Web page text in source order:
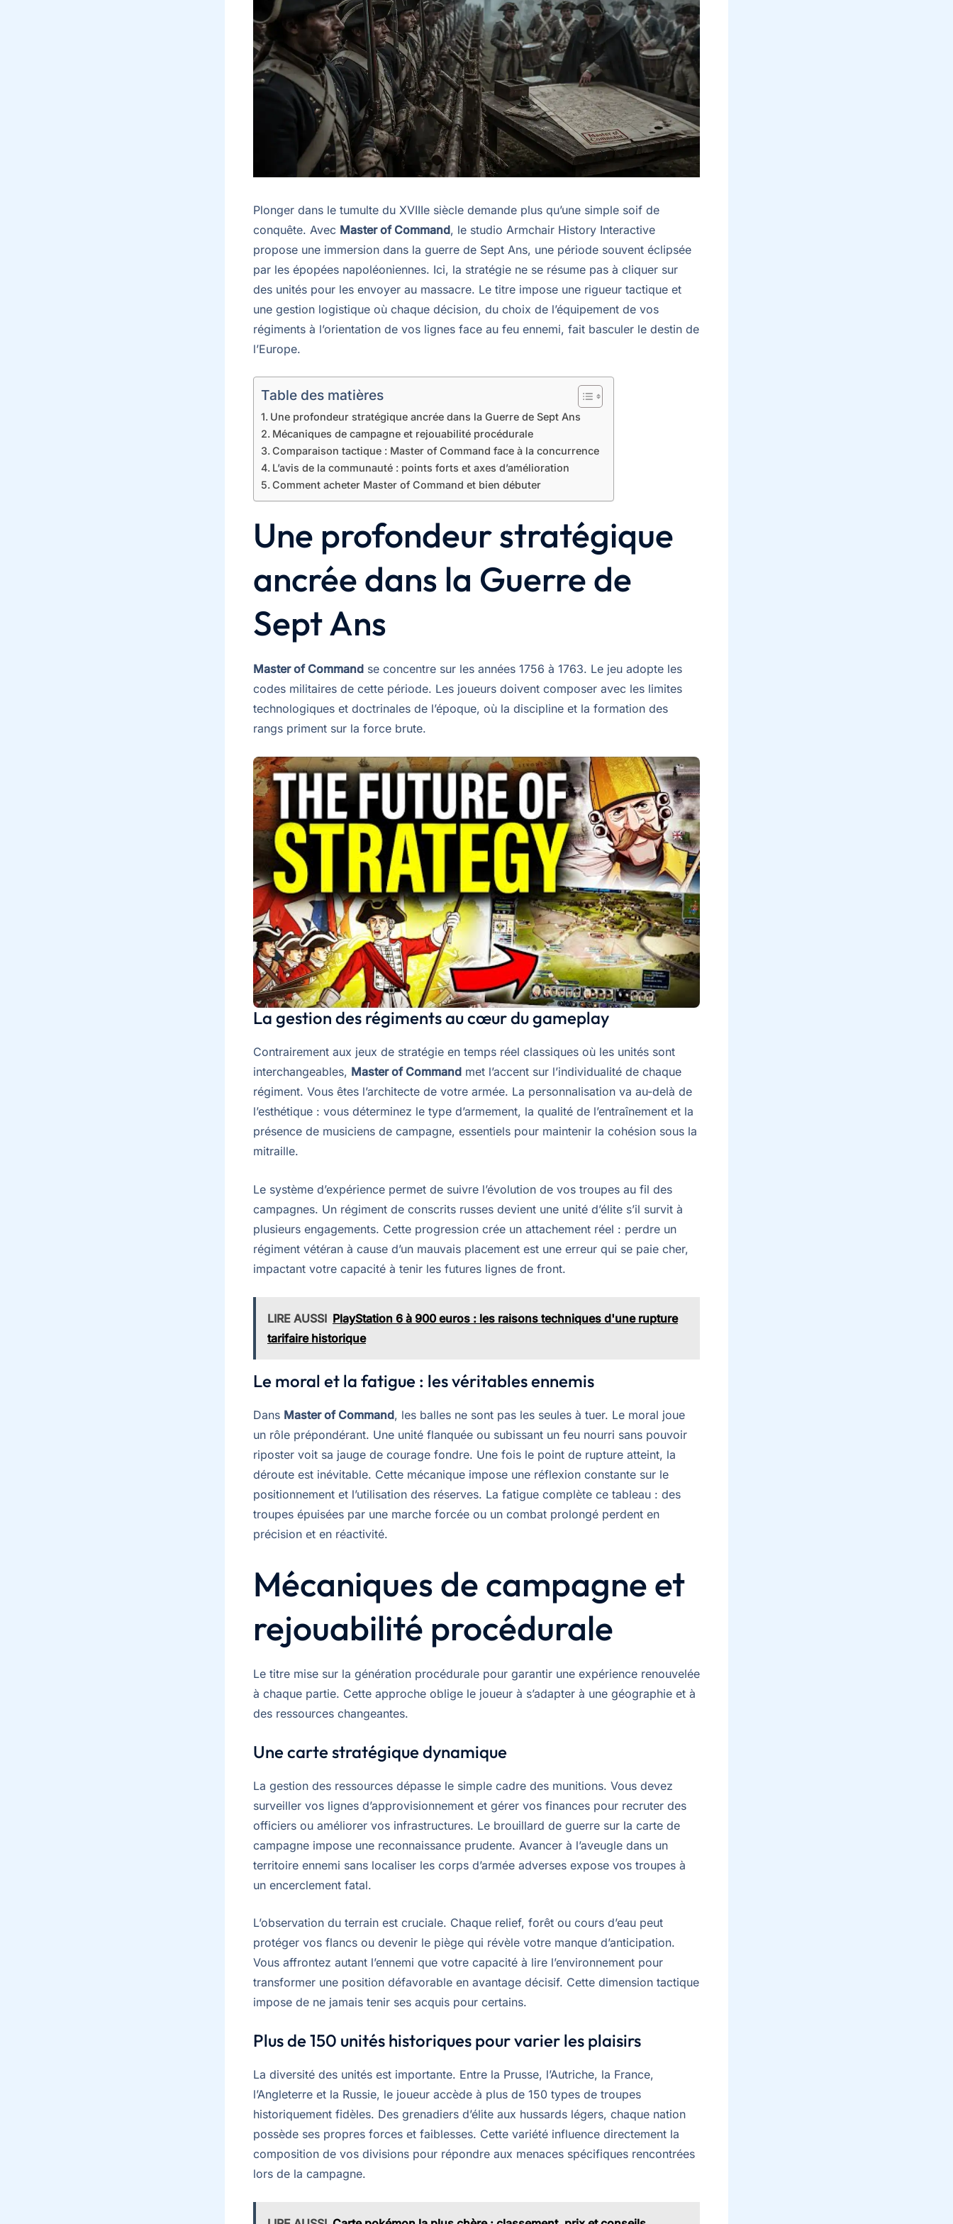
Plonger dans le tumulte du XVIIIe siècle demande plus qu’une simple soif de
conquête. Avec Master of Command, le studio Armchair History Interactive
propose une immersion dans la guerre de Sept Ans, une période souvent éclipsée
par les épopées napoléoniennes. Ici, la stratégie ne se résume pas à cliquer sur
des unités pour les envoyer au massacre. Le titre impose une rigueur tactique et
une gestion logistique où chaque décision, du choix de l’équipement de vos
régiments à l’orientation de vos lignes face au feu ennemi, fait basculer le destin de
l’Europe.
Table des matières
Une profondeur stratégique ancrée dans la Guerre de Sept Ans
Mécaniques de campagne et rejouabilité procédurale
Comparaison tactique : Master of Command face à la concurrence
L’avis de la communauté : points forts et axes d’amélioration
Comment acheter Master of Command et bien débuter
Une profondeur stratégique
ancrée dans la Guerre de
Sept Ans
Master of Command se concentre sur les années 1756 à 1763. Le jeu adopte les
codes militaires de cette période. Les joueurs doivent composer avec les limites
technologiques et doctrinales de l’époque, où la discipline et la formation des
rangs priment sur la force brute.
La gestion des régiments au cœur du gameplay
Contrairement aux jeux de stratégie en temps réel classiques où les unités sont
interchangeables, Master of Command met l’accent sur l’individualité de chaque
régiment. Vous êtes l’architecte de votre armée. La personnalisation va au-delà de
l’esthétique : vous déterminez le type d’armement, la qualité de l’entraînement et la
présence de musiciens de campagne, essentiels pour maintenir la cohésion sous la
mitraille.
Le système d’expérience permet de suivre l’évolution de vos troupes au fil des
campagnes. Un régiment de conscrits russes devient une unité d’élite s’il survit à
plusieurs engagements. Cette progression crée un attachement réel : perdre un
régiment vétéran à cause d’un mauvais placement est une erreur qui se paie cher,
impactant votre capacité à tenir les futures lignes de front.
LIRE AUSSI PlayStation 6 à 900 euros : les raisons techniques d'une rupture
tarifaire historique
Le moral et la fatigue : les véritables ennemis
Dans Master of Command, les balles ne sont pas les seules à tuer. Le moral joue
un rôle prépondérant. Une unité flanquée ou subissant un feu nourri sans pouvoir
riposter voit sa jauge de courage fondre. Une fois le point de rupture atteint, la
déroute est inévitable. Cette mécanique impose une réflexion constante sur le
positionnement et l’utilisation des réserves. La fatigue complète ce tableau : des
troupes épuisées par une marche forcée ou un combat prolongé perdent en
précision et en réactivité.
Mécaniques de campagne et
rejouabilité procédurale
Le titre mise sur la génération procédurale pour garantir une expérience renouvelée
à chaque partie. Cette approche oblige le joueur à s’adapter à une géographie et à
des ressources changeantes.
Une carte stratégique dynamique
La gestion des ressources dépasse le simple cadre des munitions. Vous devez
surveiller vos lignes d’approvisionnement et gérer vos finances pour recruter des
officiers ou améliorer vos infrastructures. Le brouillard de guerre sur la carte de
campagne impose une reconnaissance prudente. Avancer à l’aveugle dans un
territoire ennemi sans localiser les corps d’armée adverses expose vos troupes à
un encerclement fatal.
L’observation du terrain est cruciale. Chaque relief, forêt ou cours d’eau peut
protéger vos flancs ou devenir le piège qui révèle votre manque d’anticipation.
Vous affrontez autant l’ennemi que votre capacité à lire l’environnement pour
transformer une position défavorable en avantage décisif. Cette dimension tactique
impose de ne jamais tenir ses acquis pour certains.
Plus de 150 unités historiques pour varier les plaisirs
La diversité des unités est importante. Entre la Prusse, l’Autriche, la France,
l’Angleterre et la Russie, le joueur accède à plus de 150 types de troupes
historiquement fidèles. Des grenadiers d’élite aux hussards légers, chaque nation
possède ses propres forces et faiblesses. Cette variété influence directement la
composition de vos divisions pour répondre aux menaces spécifiques rencontrées
lors de la campagne.